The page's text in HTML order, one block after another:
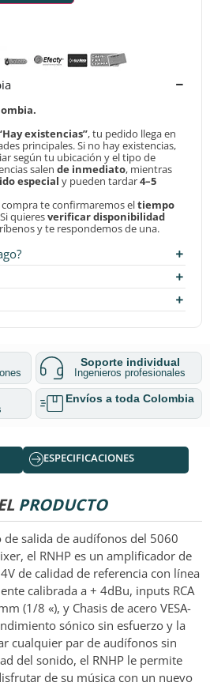
existencias”, tu pedido llega en
principales. Si no hay existencias,
según tu ubicación y el tipo de
salen de inmediato, mientras
especial y pueden tardar4–5
te confirmaremos eltiempo
quieresverificar disponibilidad
y te respondemos de una.
Soporte individual
Ingenieros profesionales
Envíos a toda Colombia
ESPECIFICACIONES
PRODUCTO
de salida de audífonos del 5060
el RNHP es un amplificador de
de calidad de referencia con línea
calibrada a + 4dBu, inputs RCA
(1/8 «), y Chasis de acero VESA-
sónico sin esfuerzo y la
cualquier par de audífonos sin
del sonido, el RNHP le permite
de su música con un nuevo